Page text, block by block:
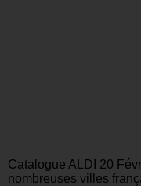
Catalogue ALDI 20
nombreuses villes